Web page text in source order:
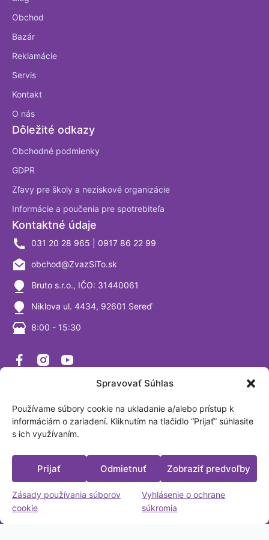
Spravovať Súhlas
Používame súbory cookie na ukladanie a/alebo prístup k
informáciám o zariadení. Kliknutím na tlačidlo “Prijať” súhlasite
s ich využívaním.
Prijať Odmietnuť Zobraziť predvoľby
Zásady používania súborov
cookie
Vyhlásenie o ochrane
súkromia
Obchod
Bazár
Reklamácie
Servis
Kontakt
O nás
Dôležité odkazy
Obchodné podmienky
GDPR
Zľavy pre školy a neziskové organizácie
Informácie a poučenia pre spotrebiteľa
váhy a vážiace systémy. Ako firma sa venujeme výrobe a
predaju digitálnych váh už viac ako 30 rokov a sme
presvedčení, že tomuto segmentu naozaj rozumieme. Sme
Sereď, Slovensko IČO: 31440061
Kontaktné údaje
031 20 28 965 | 0917 86 22 99
obchod@ZvazSiTo.sk
Bruto s.r.o., IČO: 31440061
Niklova ul. 4434, 92601 Sereď
8:00 - 15:30